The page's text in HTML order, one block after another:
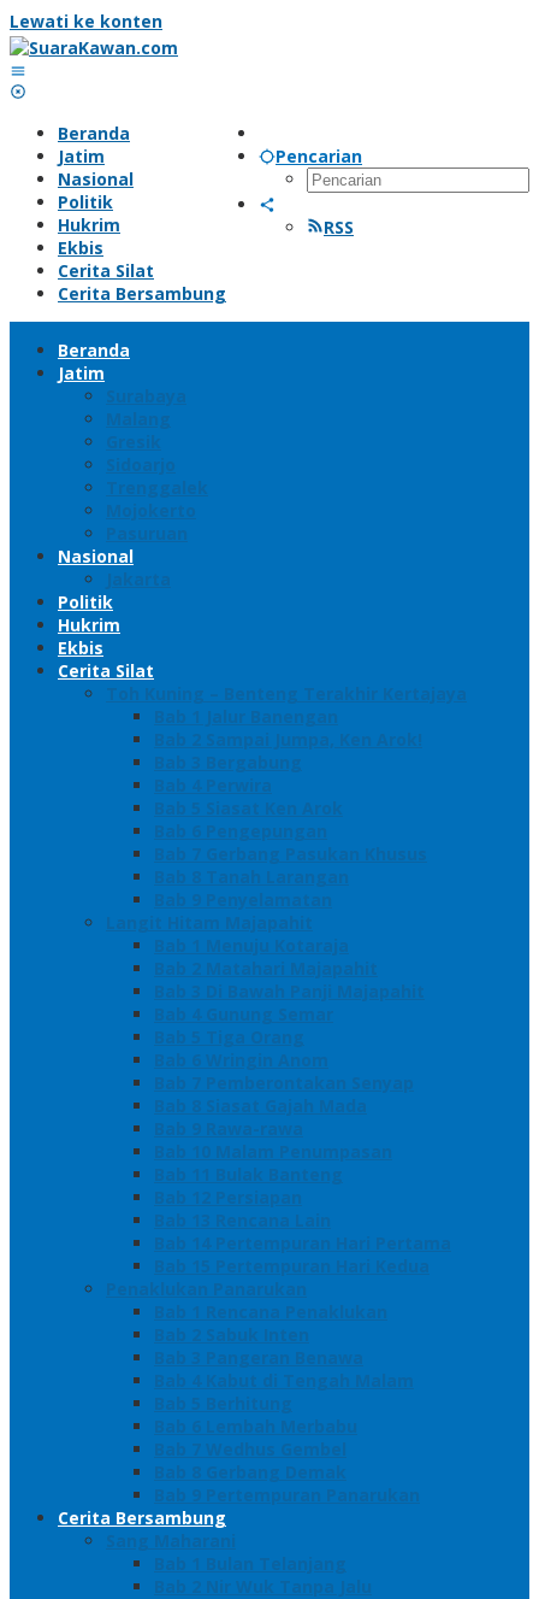
Lewati ke konten
Pencarian
RSS
Beranda
Jatim
Nasional
Politik
Hukrim
Ekbis
Cerita Silat
Cerita Bersambung
Beranda
Jatim
Surabaya
Malang
Gresik
Sidoarjo
Trenggalek
Mojokerto
Pasuruan
Nasional
Jakarta
Politik
Hukrim
Ekbis
Cerita Silat
Toh Kuning – Benteng Terakhir Kertajaya
Bab 1 Jalur Banengan
Bab 2 Sampai Jumpa, Ken Arok!
Bab 3 Bergabung
Bab 4 Perwira
Bab 5 Siasat Ken Arok
Bab 6 Pengepungan
Bab 7 Gerbang Pasukan Khusus
Bab 8 Tanah Larangan
Bab 9 Penyelamatan
Langit Hitam Majapahit
Bab 1 Menuju Kotaraja
Bab 2 Matahari Majapahit
Bab 3 Di Bawah Panji Majapahit
Bab 4 Gunung Semar
Bab 5 Tiga Orang
Bab 6 Wringin Anom
Bab 7 Pemberontakan Senyap
Bab 8 Siasat Gajah Mada
Bab 9 Rawa-rawa
Bab 10 Malam Penumpasan
Bab 11 Bulak Banteng
Bab 12 Persiapan
Bab 13 Rencana Lain
Bab 14 Pertempuran Hari Pertama
Bab 15 Pertempuran Hari Kedua
Penaklukan Panarukan
Bab 1 Rencana Penaklukan
Bab 2 Sabuk Inten
Bab 3 Pangeran Benawa
Bab 4 Kabut di Tengah Malam
Bab 5 Berhitung
Bab 6 Lembah Merbabu
Bab 7 Wedhus Gembel
Bab 8 Gerbang Demak
Bab 9 Pertempuran Panarukan
Cerita Bersambung
Sang Maharani
Bab 1 Bulan Telanjang
Bab 2 Nir Wuk Tanpa Jalu